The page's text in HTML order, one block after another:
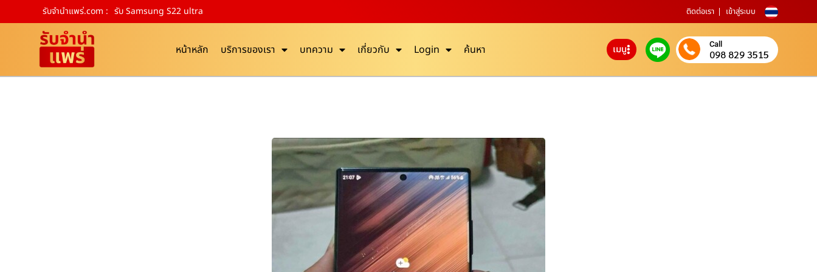
รับจํานําแพร่.com : รับ Samsung S22 ultra ติดต่อเรา เข้าสู่ระบบ
หน้าหลัก บริการของเรา บทความ เกี่ยวกับ Login ค้นหา เมนู Call
098 829 3515